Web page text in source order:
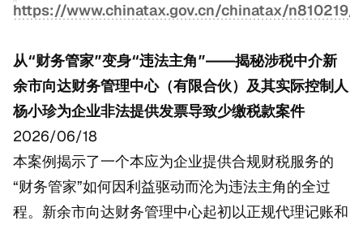
https://www.chinatax.gov.cn/chinatax/
从“财务管家”变身“违法主角”——揭秘涉税中介新
余市向达财务管理中心（有限合伙）及其实际控制人
杨小珍为企业非法提供发票导致少缴税款案件
2026/06/18
本案例揭示了一个本应为企业提供合规财税服务的
“财务管家”如何因利益驱动而沦为违法主角的全过
程。新余市向达财务管理中心起初以正规代理记账和